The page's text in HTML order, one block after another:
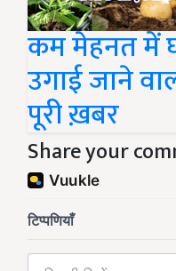
कम मेहनत में
उगाई जाने
पूरी ख़बर
Share your